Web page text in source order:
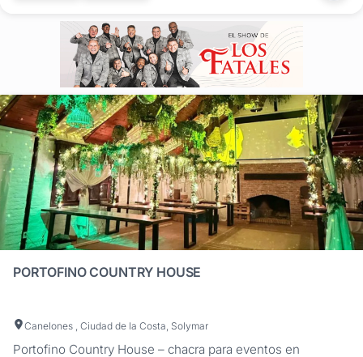
PORTOFINO COUNTRY HOUSE
Canelones , Ciudad de la Costa, Solymar
Portofino Country House – chacra para eventos en